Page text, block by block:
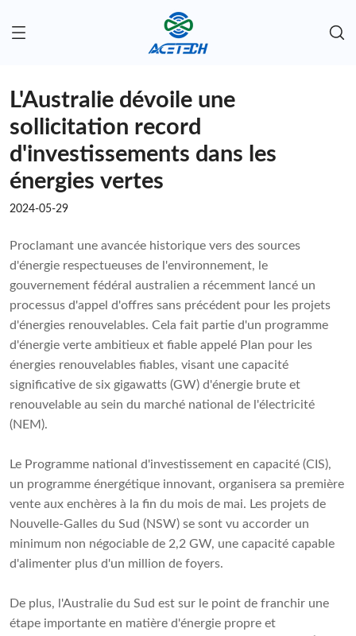
L'Australie dévoile une
sollicitation record
d'investissements dans les
énergies vertes
2024-05-29
Proclamant une avancée historique vers des sources
d'énergie respectueuses de l'environnement, le
gouvernement fédéral australien a récemment lancé un
processus d'appel d'offres sans précédent pour les projets
d'énergies renouvelables. Cela fait partie d'un programme
d'énergie verte ambitieux et fiable appelé Plan pour les
énergies renouvelables fiables, visant une capacité
significative de six gigawatts (GW) d'énergie brute et
renouvelable au sein du marché national de l'électricité
(NEM).
Le Programme national d'investissement en capacité (CIS),
un programme énergétique innovant, organisera sa première
vente aux enchères à la fin du mois de mai. Les projets de
Nouvelle-Galles du Sud (NSW) se sont vu accorder un
minimum non négociable de 2,2 GW, une capacité capable
d'alimenter plus d'un million de foyers.
De plus, l'Australie du Sud est sur le point de franchir une
étape importante en matière d'énergie propre et